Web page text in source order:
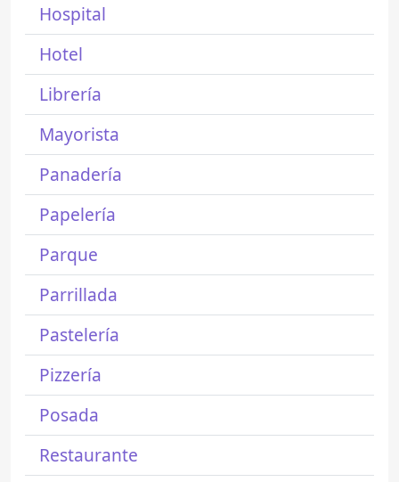
Hospital
Hotel
Librería
Mayorista
Panadería
Papelería
Parque
Parrillada
Pastelería
Pizzería
Posada
Restaurante